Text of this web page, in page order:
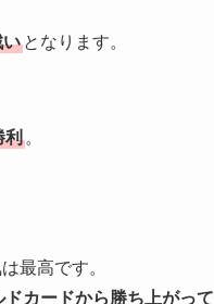
い となります。
利 。
最高です。
カードから勝ち上がって